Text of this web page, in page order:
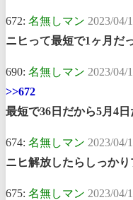
672: 名無しマン 2023/04/
ニヒって最短で1ヶ月だ
690: 名無しマン 2023/04/
>>672
最短で36日だから5月4日
674: 名無しマン 2023/04/
ニヒ解放したらしっか
675: 名無しマン 2023/04/